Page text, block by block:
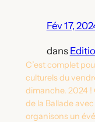
Fév 17,
dans
C’est complet
culturels du
dimanche. 2024 !
de la Ballade
organisons un